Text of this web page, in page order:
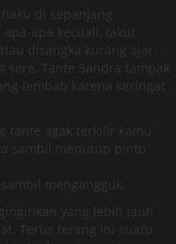
di sepanjang
apa kecuali, takut
disangka kurang ajar.
sore, Tante Sandra tampak
lembab karena keringat
tante agak terkilir kamu
sambil menutup pintu
mengangguk.
yang lebih jauh
Terus terang ini suatu